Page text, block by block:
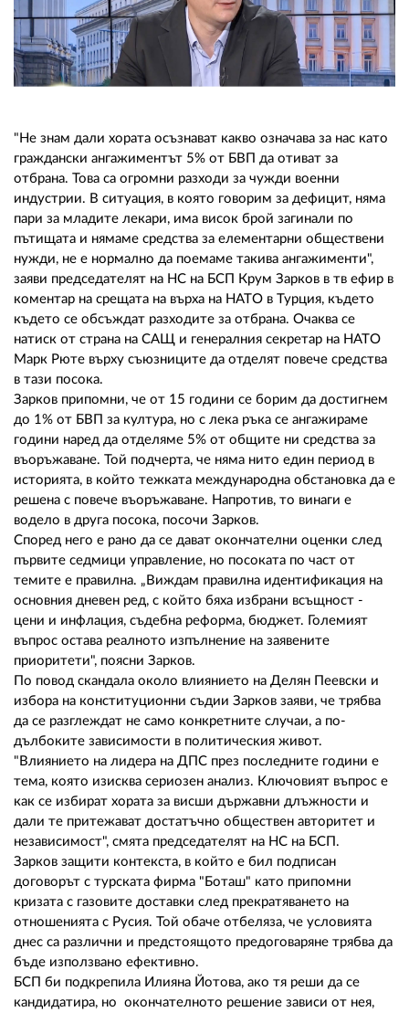
"Не знам дали хората осъзнават какво означава за нас като
граждански ангажиментът 5% от БВП да отиват за
отбрана. Това са огромни разходи за чужди военни
индустрии. В ситуация, в която говорим за дефицит, няма
пари за младите лекари, има висок брой загинали по
пътищата и нямаме средства за елементарни обществени
нужди, не е нормално да поемаме такива ангажименти",
заяви председателят на НС на БСП Крум Зарков в тв ефир в
коментар на срещата на върха на НАТО в Турция, където
където се обсъждат разходите за отбрана. Очаква се
натиск от страна на САЩ и генералния секретар на НАТО
Марк Рюте върху съюзниците да отделят повече средства
в тази посока.
Зарков припомни, че от 15 години се борим да достигнем
до 1% от БВП за култура, но с лека ръка се ангажираме
години наред да отделяме 5% от общите ни средства за
въоръжаване. Той подчерта, че няма нито един период в
историята, в който тежката международна обстановка да е
решена с повече въоръжаване. Напротив, то винаги е
водело в друга посока, посочи Зарков.
Според него е рано да се дават окончателни оценки след
първите седмици управление, но посоката по част от
темите е правилна. „Виждам правилна идентификация на
основния дневен ред, с който бяха избрани всъщност -
цени и инфлация, съдебна реформа, бюджет. Големият
въпрос остава реалното изпълнение на заявените
приоритети", поясни Зарков.
По повод скандала около влиянието на Делян Пеевски и
избора на конституционни съдии Зарков заяви, че трябва
да се разглеждат не само конкретните случаи, а по-
дълбоките зависимости в политическия живот.
"Влиянието на лидера на ДПС през последните години е
тема, която изисква сериозен анализ. Ключовият въпрос е
как се избират хората за висши държавни длъжности и
дали те притежават достатъчно обществен авторитет и
независимост", смята председателят на НС на БСП.
Зарков защити контекста, в който е бил подписан
договорът с турската фирма "Боташ" като припомни
кризата с газовите доставки след прекратяването на
отношенията с Русия. Той обаче отбеляза, че условията
днес са различни и предстоящото предоговаряне трябва да
бъде използвано ефективно.
БСП би подкрепила Илияна Йотова, ако тя реши да се
кандидатира, но окончателното решение зависи от нея,
УСЛОВИЯ ЗА ПОЛЗВАНЕ
ПОЛИТИКА ЗА БИСКВИТКИТЕ
ПОЛИТИКАТА ЗА
02 975 20 35